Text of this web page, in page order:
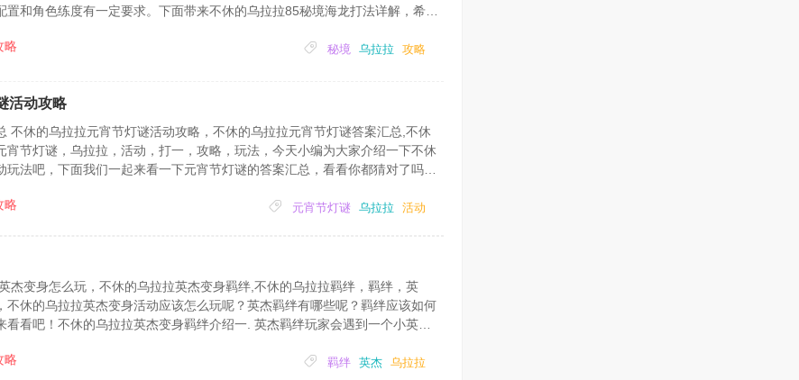
和角色练度有一定要求。下面带来不休的乌拉拉85秘境海龙打法详解，希望
最后一位，万一是最后一位也没事，...
略 秘境 乌拉拉 攻略
活动攻略
不休的乌拉拉元宵节灯谜活动攻略，不休的乌拉拉元宵节灯谜答案汇总,不休
宵节灯谜，乌拉拉，活动，打一，攻略，玩法，今天小编为大家介绍一下不休
法吧，下面我们一起来看一下元宵节灯谜的答案汇总，看看你都猜对了吗。
略 元宵节灯谜 乌拉拉 活动
杰变身怎么玩，不休的乌拉拉英杰变身羁绊,不休的乌拉拉羁绊，羁绊，英
不休的乌拉拉英杰变身活动应该怎么玩呢？英杰羁绊有哪些呢？羁绊应该如何
看看吧！不休的乌拉拉英杰变身羁绊介绍一. 英杰羁绊玩家会遇到一个小英
行变身。二、六大羁绊1、美食羁绊，玩家每日...
略 羁绊 英杰 乌拉拉